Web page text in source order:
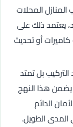
المحلات
يعتمد ذلك على
كاميرات أو تحديث
بل تمتد
يضمن هذا النهج
الدائم
المدى الطويل.